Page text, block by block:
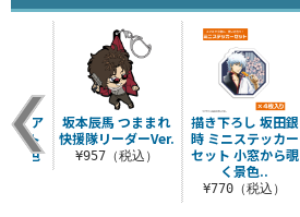
描き下ろし 坂田銀
時 ミニステッカー
セット 小窓から覗
く景色..
¥770（税込）
威 ア
ット
景色
坂本辰馬 つままれ
快援隊リーダーVer.
¥957（税込）